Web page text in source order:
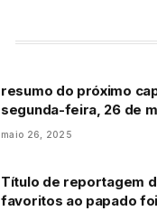
resumo do próximo
segunda-feira, 26 de
maio 26, 2025
Título de reportagem
favoritos ao papado